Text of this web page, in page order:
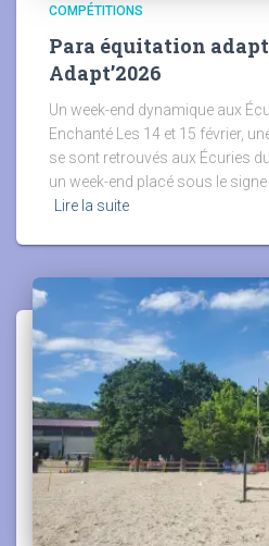
COMPÉTITIONS
Para équitation
Adapt’2026
Un week-end dynamique aux
Enchanté Les 14 et 15 février,
se sont retrouvés aux Écuries
un week-end placé sous le
Lire la suite